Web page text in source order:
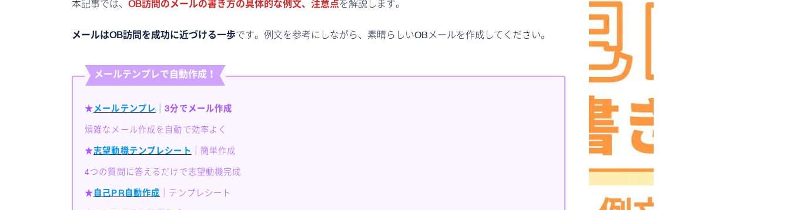
本記事では、 OB訪問のメールの書き方の具体的な例文、注意点を解説します。
メールはOB訪問を成功に近づける一歩です。例文を参考にしながら、素晴らしいOBメールを作成してください。
メールテンプレで自動作成！
★メールテンプレ ｜3分でメール作成
煩雑なメール作成を自動で効率よく
★志望動機テンプレシート ｜簡単作成
4つの質問に答えるだけで志望動機完成
★ 自己PR自動作成 ｜テンプレシート